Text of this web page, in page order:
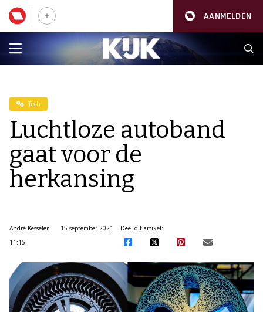
AANMELDEN
Tech
Luchtloze autoband
gaat voor de
herkansing
André Kesseler
15 september 2021
11:15
Deel dit artikel: